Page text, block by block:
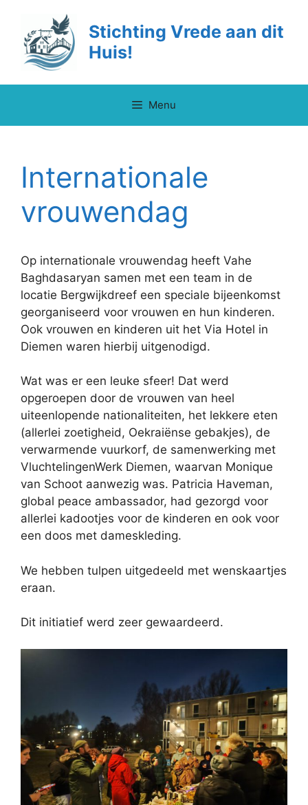
inhoud
Stichting Vrede aan dit
Huis!
Menu
Internationale
vrouwendag
Op internationale vrouwendag heeft Vahe
Baghdasaryan samen met een team in de
locatie Bergwijkdreef een speciale bijeenkomst
georganiseerd voor vrouwen en hun kinderen.
Ook vrouwen en kinderen uit het Via Hotel in
Diemen waren hierbij uitgenodigd.
Wat was er een leuke sfeer! Dat werd
opgeroepen door de vrouwen van heel
uiteenlopende nationaliteiten, het lekkere eten
(allerlei zoetigheid, Oekraiënse gebakjes), de
verwarmende vuurkorf, de samenwerking met
VluchtelingenWerk Diemen, waarvan Monique
van Schoot aanwezig was. Patricia Haveman,
global peace ambassador, had gezorgd voor
allerlei kadootjes voor de kinderen en ook voor
een doos met dameskleding.
We hebben tulpen uitgedeeld met wenskaartjes
eraan.
Dit initiatief werd zeer gewaardeerd.